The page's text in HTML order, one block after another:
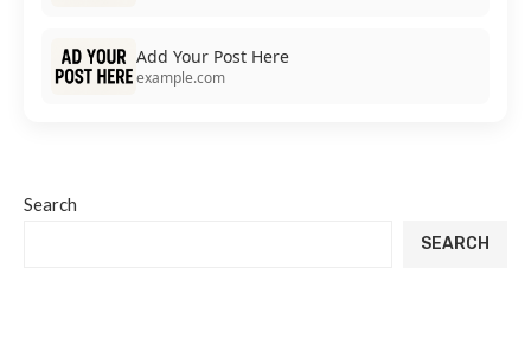
Add Your Post Here
example.com
Search
SEARCH